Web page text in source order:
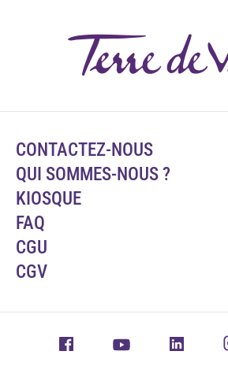
CONTACTEZ-NOUS
QUI SOMMES-NOUS ?
KIOSQUE
FAQ
CGU
CGV